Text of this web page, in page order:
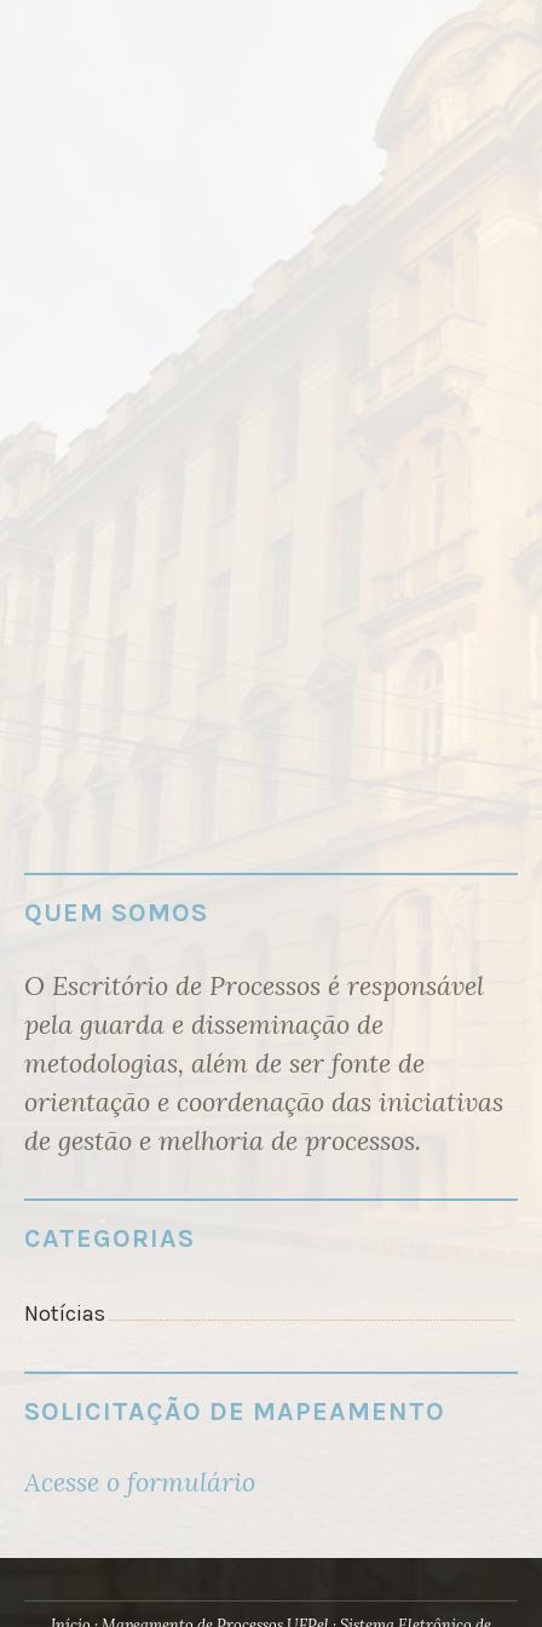
QUEM SOMOS
O Escritório de Processos é responsável
pela guarda e disseminação de
metodologias, além de ser fonte de
orientação e coordenação das iniciativas
de gestão e melhoria de processos.
CATEGORIAS
Notícias
SOLICITAÇÃO DE MAPEAMENTO
Acesse o formulário